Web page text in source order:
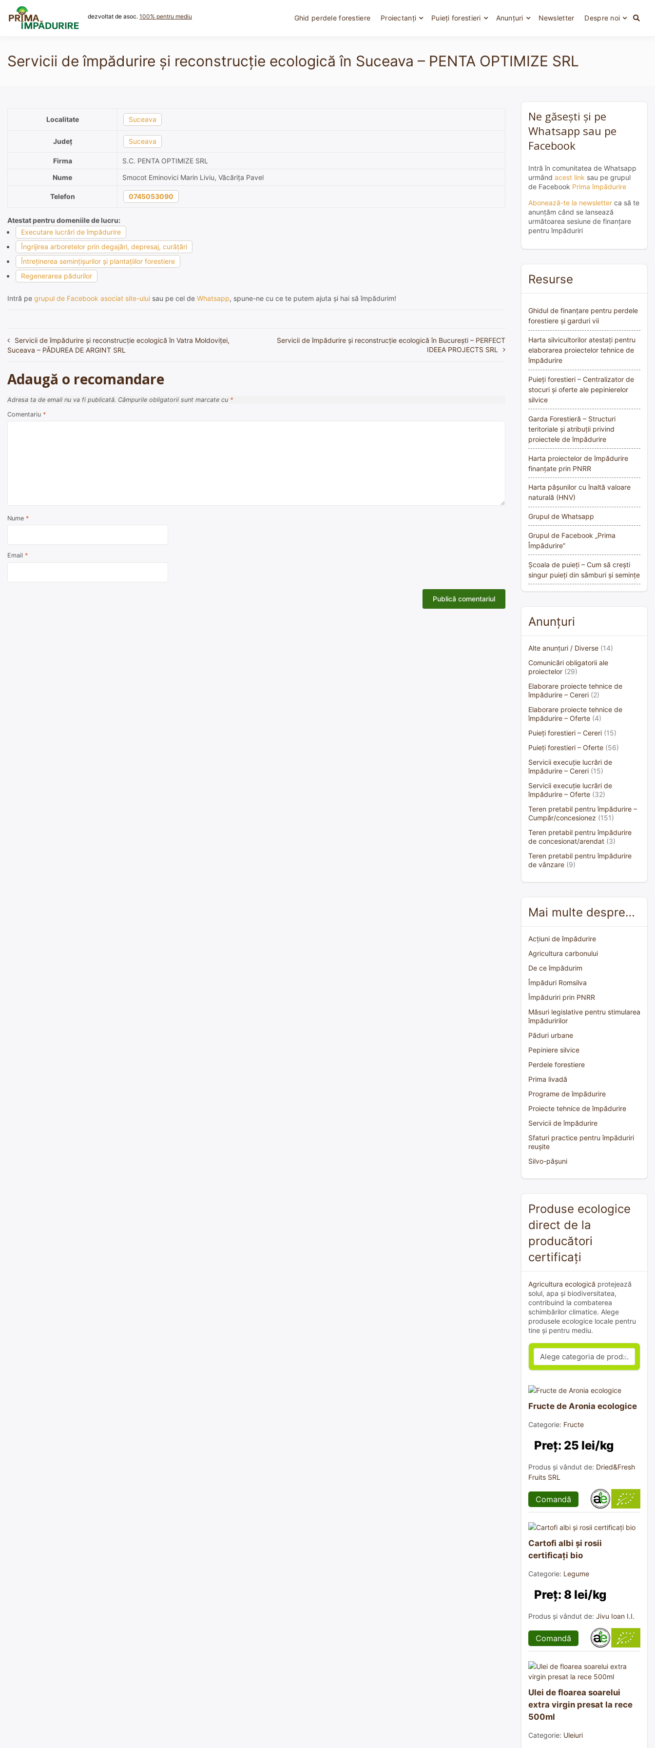
content
dezvoltat de asoc. 100% pentru mediu Ghid perdele forestiere Proiectanți Puieți forestieri Anunțuri Newsletter Despre noi
Servicii de împădurire și reconstrucție ecologică în Suceava – PENTA OPTIMIZE SRL
Localitate Suceava
Județ Suceava
Firma
S.C. PENTA OPTIMIZE SRL
Nume
Smocot Eminovici Marin Liviu, Văcărița Pavel
Telefon 0745053090
Atestat pentru domeniile de lucru:
Executare lucrări de împădurire
Îngrijirea arboretelor prin degajări, depresaj, curăţări
Întreţinerea seminţişurilor şi plantaţiilor forestiere
Regenerarea pădurilor
Intră pe grupul de Facebook asociat site-ului sau pe cel de Whatsapp, spune-ne cu ce te putem ajuta și hai să împădurim!
Navigare
articole
Servicii de împădurire și reconstrucție ecologică în Vatra Moldoviței,
Suceava – PĂDUREA DE ARGINT SRL
Servicii de împădurire și reconstrucție ecologică în București – PERFECT
IDEEA PROJECTS SRL
Adaugă o recomandare
Adresa ta de email nu va fi publicată. Câmpurile obligatorii sunt marcate cu *
Comentariu *
Nume *
Email *
Ne găsești și pe
Whatsapp sau pe
Facebook
Intră în comunitatea de Whatsapp
urmând acest link sau pe grupul
de Facebook Prima împădurire
Abonează-te la newsletter ca să te
anunțăm când se lansează
următoarea sesiune de finanțare
pentru împăduriri
Resurse
Ghidul de finanțare pentru perdele
forestiere și garduri vii
Harta silvicultorilor atestați pentru
elaborarea proiectelor tehnice de
împădurire
Puieți forestieri – Centralizator de
stocuri și oferte ale pepinierelor
silvice
Garda Forestieră – Structuri
teritoriale și atribuții privind
proiectele de împădurire
Harta proiectelor de împădurire
finanțate prin PNRR
Harta pășunilor cu înaltă valoare
naturală (HNV)
Grupul de Whatsapp
Grupul de Facebook „Prima
Împădurire”
Școala de puieți – Cum să crești
singur puieți din sâmburi și semințe
Anunțuri
Alte anunțuri / Diverse (14)
Comunicări obligatorii ale
proiectelor (29)
Elaborare proiecte tehnice de
împădurire – Cereri (2)
Elaborare proiecte tehnice de
împădurire – Oferte (4)
Puieți forestieri – Cereri (15)
Puieți forestieri – Oferte (56)
Servicii execuție lucrări de
împădurire – Cereri (15)
Servicii execuție lucrări de
împădurire – Oferte (32)
Teren pretabil pentru împădurire –
Cumpăr/concesionez (151)
Teren pretabil pentru împădurire
de concesionat/arendat (3)
Teren pretabil pentru împădurire
de vânzare (9)
Mai multe despre…
Acțiuni de împădurire
Agricultura carbonului
De ce împădurim
Împăduri Romsilva
Împăduriri prin PNRR
Măsuri legislative pentru stimularea
împăduririlor
Păduri urbane
Pepiniere silvice
Perdele forestiere
Prima livadă
Programe de împădurire
Proiecte tehnice de împădurire
Servicii de împădurire
Sfaturi practice pentru împăduriri
reușite
Silvo-pășuni
Produse ecologice
direct de la
producători
certificați
Agricultura ecologică protejează
solul, apa și biodiversitatea,
contribuind la combaterea
schimbărilor climatice. Alege
produsele ecologice locale pentru
tine și pentru mediu.
Fructe de Aronia ecologice
Categorie: Fructe
Preț: 25 lei/kg
Produs și vândut de: Dried&Fresh
Fruits SRL
Comandă
Cartofi albi și rosii
certificați bio
Categorie: Legume
Preț: 8 lei/kg
Produs și vândut de: Jivu Ioan I.I.
Comandă
Ulei de floarea soarelui
extra virgin presat la rece
500ml
Categorie: Uleiuri